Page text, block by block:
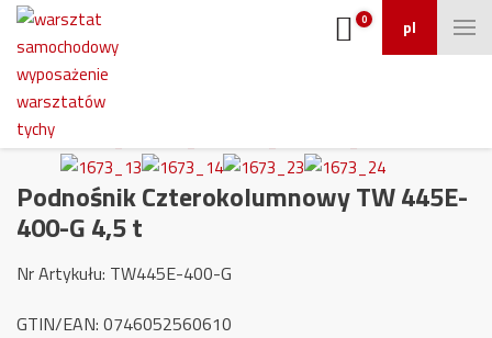
pl
0
Podnośnik Czterokolumnowy TW 445E-
400-G 4,5 t
Nr Artykułu: TW445E-400-G
GTIN/EAN: 0746052560610